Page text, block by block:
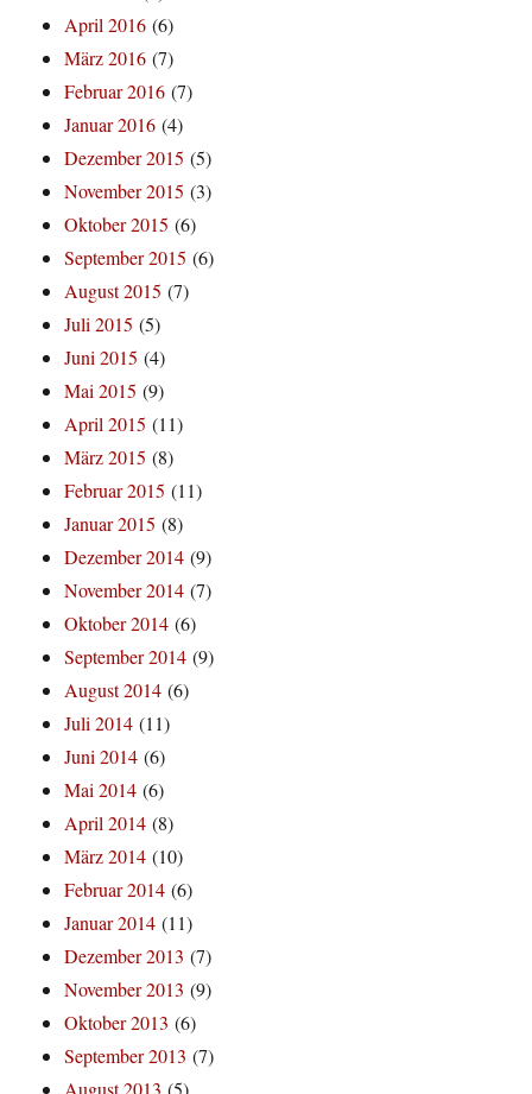
April 2016 (6)
März 2016 (7)
Februar 2016 (7)
Januar 2016 (4)
Dezember 2015 (5)
November 2015 (3)
Oktober 2015 (6)
September 2015 (6)
August 2015 (7)
Juli 2015 (5)
Juni 2015 (4)
Mai 2015 (9)
April 2015 (11)
März 2015 (8)
Februar 2015 (11)
Januar 2015 (8)
Dezember 2014 (9)
November 2014 (7)
Oktober 2014 (6)
September 2014 (9)
August 2014 (6)
Juli 2014 (11)
Juni 2014 (6)
Mai 2014 (6)
April 2014 (8)
März 2014 (10)
Februar 2014 (6)
Januar 2014 (11)
Dezember 2013 (7)
November 2013 (9)
Oktober 2013 (6)
September 2013 (7)